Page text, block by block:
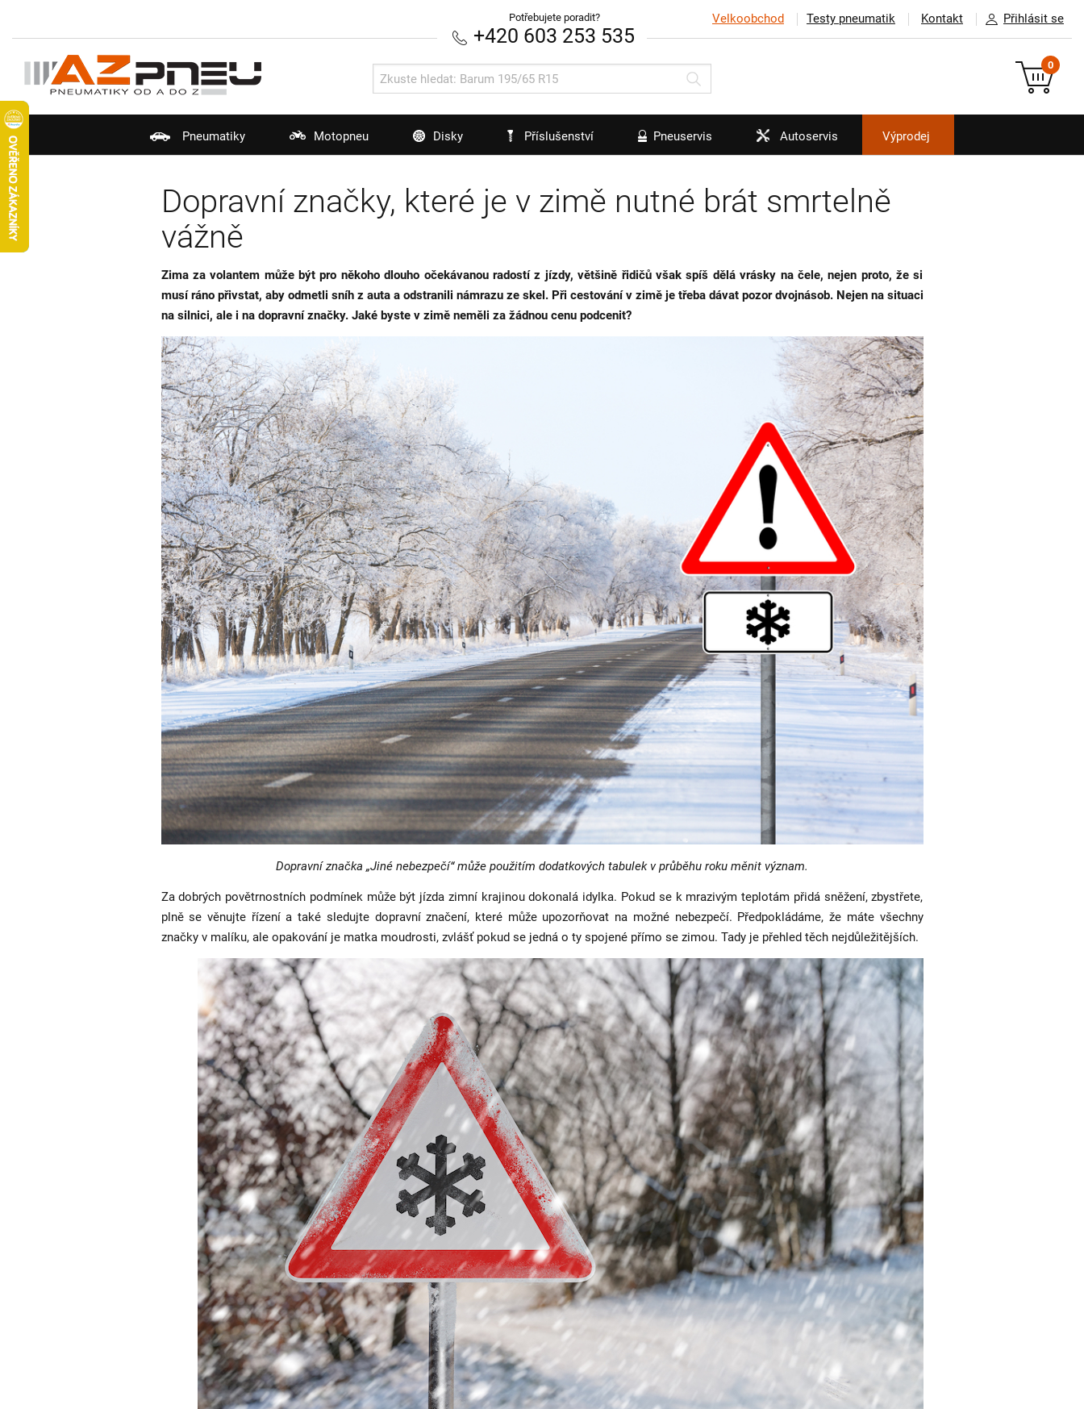
Velkoobchod Testy pneumatik Kontakt Přihlásit se
Potřebujete poradit?
+420 603 253 535
0
Pneumatiky Motopneu Disky Příslušenství Pneuservis Autoservis Výprodej
Dopravní značky, které je v zimě nutné brát smrtelně
vážně
Zima za volantem může být pro někoho dlouho očekávanou radostí z jízdy, většině řidičů však spíš dělá vrásky na čele, nejen proto, že si
musí ráno přivstat, aby odmetli sníh z auta a odstranili námrazu ze skel. Při cestování v zimě je třeba dávat pozor dvojnásob. Nejen na situaci
na silnici, ale i na dopravní značky. Jaké byste v zimě neměli za žádnou cenu podcenit?
Dopravní značka „Jiné nebezpečí“ může použitím dodatkových tabulek v průběhu roku měnit význam.
Za dobrých povětrnostních podmínek může být jízda zimní krajinou dokonalá idylka. Pokud se k mrazivým teplotám přidá sněžení, zbystřete,
plně se věnujte řízení a také sledujte dopravní značení, které může upozorňovat na možné nebezpečí. Předpokládáme, že máte všechny
značky v malíku, ale opakování je matka moudrosti, zvlášť pokud se jedná o ty spojené přímo se zimou. Tady je přehled těch nejdůležitějších.